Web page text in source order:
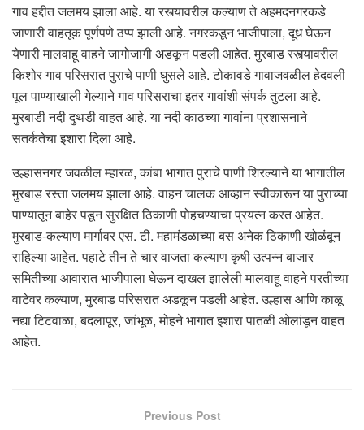
गाव हद्दीत जलमय झाला आहे. या रस्त्यावरील कल्याण ते अहमदनगरकडे
जाणारी वाहतूक पूर्णपणे ठप्प झाली आहे. नगरकडून भाजीपाला, दूध घेऊन
येणारी मालवाहू वाहने जागोजागी अडकून पडली आहेत. मुरबाड रस्त्यावरील
किशोर गाव परिसरात पुराचे पाणी घुसले आहे. टोकावडे गावाजवळील हेदवली
पूल पाण्याखाली गेल्याने गाव परिसराचा इतर गावांशी संपर्क तुटला आहे.
मुरबाडी नदी दुथडी वाहत आहे. या नदी काठच्या गावांना प्रशासनाने
सतर्कतेचा इशारा दिला आहे.
उल्हासनगर जवळील म्हारळ, कांबा भागात पुराचे पाणी शिरल्याने या भागातील
मुरबाड रस्ता जलमय झाला आहे. वाहन चालक आव्हान स्वीकारून या पुराच्या
पाण्यातून बाहेर पडून सुरक्षित ठिकाणी पोहचण्याचा प्रयत्न करत आहेत.
मुरबाड-कल्याण मार्गावर एस. टी. महामंडळाच्या बस अनेक ठिकाणी खोळंबून
राहिल्या आहेत. पहाटे तीन ते चार वाजता कल्याण कृषी उत्पन्न बाजार
समितीच्या आवारात भाजीपाला घेऊन दाखल झालेली मालवाहू वाहने परतीच्या
वाटेवर कल्याण, मुरबाड परिसरात अडकून पडली आहेत. उल्हास आणि काळू
नद्या टिटवाळा, बदलापूर, जांभूळ, मोहने भागात इशारा पातळी ओलांडून वाहत
आहेत.
Previous Post